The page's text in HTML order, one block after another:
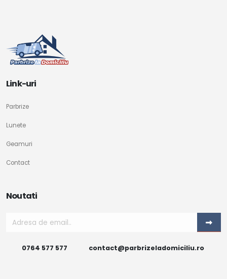
Link-uri
Parbrize
Lunete
Geamuri
Contact
Noutati
0764 577 577 contact@parbrizeladomiciliu.ro